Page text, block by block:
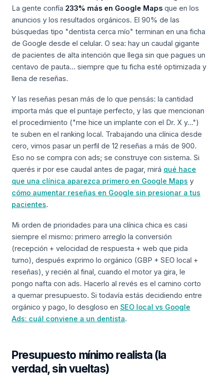
La gente confía 233% más en Google Maps que en los
anuncios y los resultados orgánicos. El 90% de las
búsquedas tipo "dentista cerca mío" terminan en una ficha
de Google desde el celular. O sea: hay un caudal gigante
de pacientes de alta intención que llega sin que pagues un
centavo de pauta… siempre que tu ficha esté optimizada y
llena de reseñas.
Y las reseñas pesan más de lo que pensás: la cantidad
importa más que el puntaje perfecto, y las que mencionan
el procedimiento ("me hice un implante con el Dr. X y…")
te suben en el ranking local. Trabajando una clínica desde
cero, vimos pasar un perfil de 12 reseñas a más de 900.
Eso no se compra con ads; se construye con sistema. Si
querés ir por ese caudal antes de pagar, mirá qué hace
que una clínica aparezca primero en Google Maps y
cómo aumentar reseñas en Google sin presionar a tus
pacientes.
Mi orden de prioridades para una clínica chica es casi
siempre el mismo: primero arreglo la conversión
(recepción + velocidad de respuesta + web que pida
turno), después exprimo lo orgánico (GBP + SEO local +
reseñas), y recién al final, cuando el motor ya gira, le
pongo nafta con ads. Hacerlo al revés es el camino corto
a quemar presupuesto. Si todavía estás decidiendo entre
orgánico y pago, lo desgloso en SEO local vs Google
Ads: cuál conviene a un dentista.
Presupuesto mínimo realista (la
verdad, sin vueltas)